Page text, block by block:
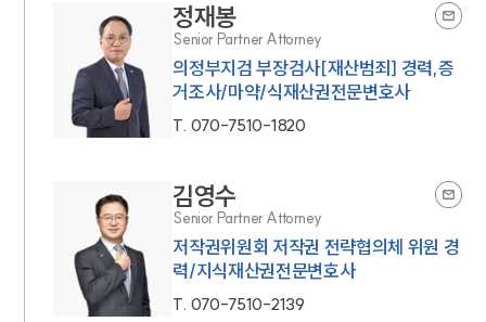
정재봉
Senior Partner Attorney
의정부지검 부장검사[재산범죄] 경력,증
거조사/마약/식재산권전문변호사
T. 070-7510-1820
김영수
Senior Partner Attorney
저작권위원회 저작권 전략협의체 위원 경
력/지식재산권전문변호사
T. 070-7510-2139